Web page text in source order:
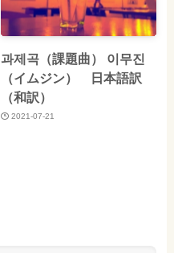
과제곡（課題曲） 이무진
（イムジン） 日本語訳
（和訳）
2021-07-21